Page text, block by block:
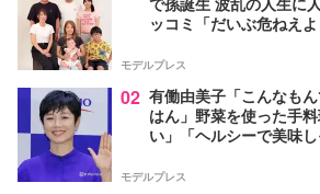
ッコミ「だいぶ危ねえよ
モデルプレス
02 有働由美子「こんなも
はん」野菜を使った手
い」「ヘルシーで美味
モデルプレス